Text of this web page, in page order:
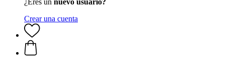
¿Eres un nuevo usuario?
Crear una cuenta